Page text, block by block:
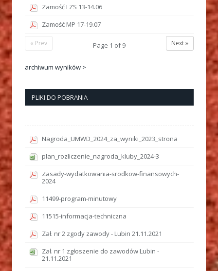
Zamość LZS 13-14.06
Zamość MP 17-19.07
Next »
Page 1 of9
« Prev
archiwum wyników >
PLIKI DO POBRANIA
Nagroda_UMWD_2024_za_wyniki_2023_strona
plan_rozliczenie_nagroda_kluby_2024-3
Zasady-wydatkowania-srodkow-finansowych-
2024
11499-program-minutowy
11515-informacja-techniczna
Zał. nr 2 zgody zawody - Lubin 21.11.2021
Zał. nr 1 zgłoszenie do zawodów Lubin -
21.11.2021